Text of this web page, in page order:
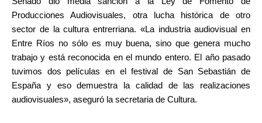
Producciones Audiovisuales, otra lucha histórica de otro
sector de la cultura entrerriana. «La industria audiovisual en
Entre Ríos no sólo es muy buena, sino que genera mucho
trabajo y está reconocida en el mundo entero. El año pasado
tuvimos dos películas en el festival de San Sebastián de
España y eso demuestra la calidad de las realizaciones
audiovisuales», aseguró la secretaria de Cultura.